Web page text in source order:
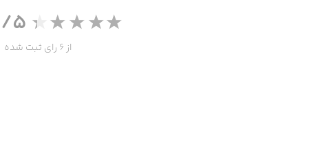
/5
از 6 رای ثبت شده